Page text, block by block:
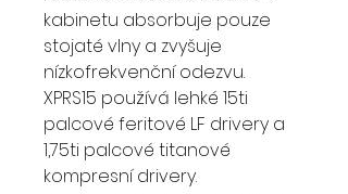
kabinetu absorbuje pouze
stojaté vlny a zvyšuje
nízkofrekvenční odezvu.
XPRS15 používá lehké 15ti
palcové feritové LF drivery a
1,75ti palcové titanové
kompresní drivery.